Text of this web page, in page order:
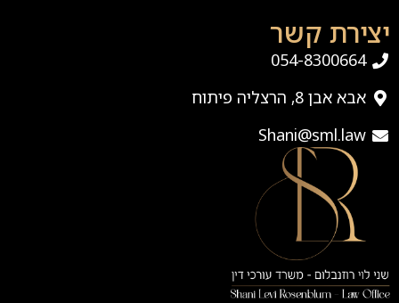
יצירת קשר
054-8300664
אבא אבן 8, הרצליה פיתוח
Shani@sml.law